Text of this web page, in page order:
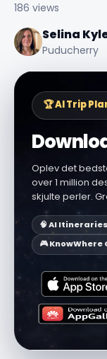
186 views
Selina
Puducherry
🏆 AI Trip
Oplev det
over 1 million
skjulte perler.
🧠 AI Itineraries
🎮 KnowWhere